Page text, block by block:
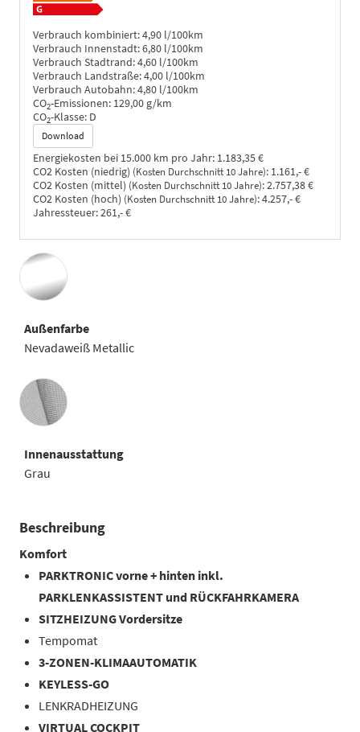
Verbrauch kombiniert:4,90 l/100km
Verbrauch Innenstadt:6,80 l/100km
Verbrauch Stadtrand:4,60 l/100km
Verbrauch Landstraße:4,00 l/100km
Verbrauch Autobahn:4,80 l/100km
CO2-Emissionen: 129,00 g/km
CO2-Klasse: D
Download
Energiekosten bei 15.000 km pro Jahr: 1.183,35 €
CO2 Kosten (niedrig) (Kosten Durchschnitt 10 Jahre): 1.161,- €
CO2 Kosten (mittel) (Kosten Durchschnitt 10 Jahre):2.757,38 €
CO2 Kosten (hoch) (Kosten Durchschnitt 10 Jahre):4.257,- €
Jahressteuer:261,- €
Außenfarbe
Nevadaweiß Metallic
Innenausstattung
Innenausstattung
Grau
Beschreibung
Komfort
PARKTRONIC vorne + hinten inkl.
PARKLENKASSISTENT und RÜCKFAHRKAMERA
SITZHEIZUNG Vordersitze
Tempomat
3-ZONEN-KLIMAAUTOMATIK
KEYLESS-GO
LENKRADHEIZUNG
VIRTUAL COCKPIT